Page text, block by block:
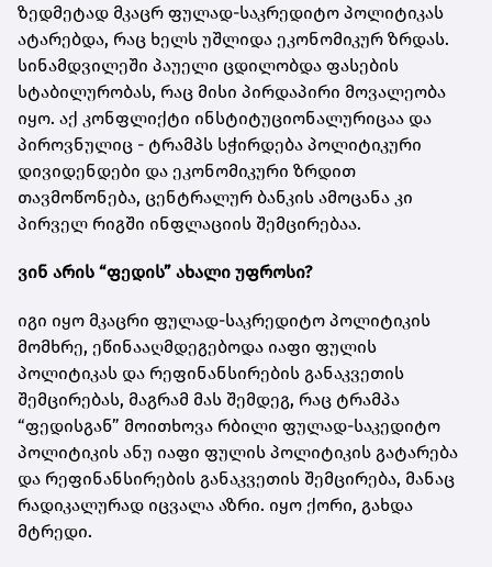
ზედმეტად მკაცრ ფულად-საკრედიტო პოლიტიკას
ატარებდა, რაც ხელს უშლიდა ეკონომიკურ ზრდას.
სინამდვილეში პაუელი ცდილობდა ფასების
სტაბილურობას, რაც მისი პირდაპირი მოვალეობა
იყო. აქ კონფლიქტი ინსტიტუციონალურიცაა და
პიროვნულიც - ტრამპს სჭირდება პოლიტიკური
დივიდენდები და ეკონომიკური ზრდით
თავმოწონება, ცენტრალურ ბანკის ამოცანა კი
პირველ რიგში ინფლაციის შემცირებაა.
ვინ არის “ფედის” ახალი უფროსი?
იგი იყო მკაცრი ფულად-საკრედიტო პოლიტიკის
მომხრე, ეწინააღმდეგებოდა იაფი ფულის
პოლიტიკას და რეფინანსირების განაკვეთის
შემცირებას, მაგრამ მას შემდეგ, რაც ტრამპა
“ფედისგან” მოითხოვა რბილი ფულად-საკედიტო
პოლიტიკის ანუ იაფი ფულის პოლიტიკის გატარება
და რეფინანსირების განაკვეთის შემცირება, მანაც
რადიკალურად იცვალა აზრი. იყო ქორი, გახდა
მტრედი.